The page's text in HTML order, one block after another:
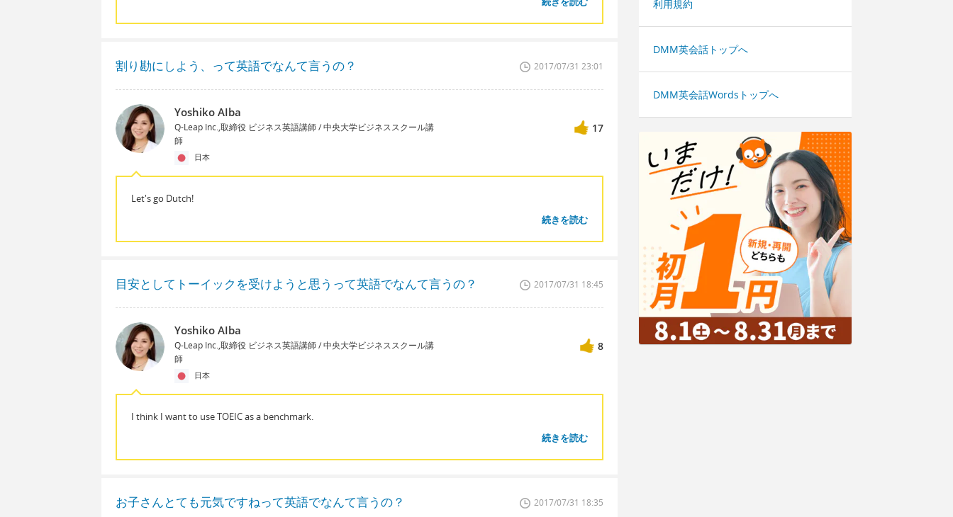
割り勘にしよう、って英語でなんて言うの？ 2017/07/31 23:01
Yoshiko AIba
Q-Leap Inc.,取締役 ビジネス英語講師 / 中央大学ビジネススクール講
師
日本
17
Let's go Dutch!
続きを読む
目安としてトーイックを受けようと思うって英語でなんて言うの？ 2017/07/31 18:45
Yoshiko AIba
Q-Leap Inc.,取締役 ビジネス英語講師 / 中央大学ビジネススクール講
師
日本
8
I think I want to use TOEIC as a benchmark.
続きを読む
お子さんとても元気ですねって英語でなんて言うの？ 2017/07/31 18:35
利用規約
DMM英会話トップへ
DMM英会話Wordsトップへ